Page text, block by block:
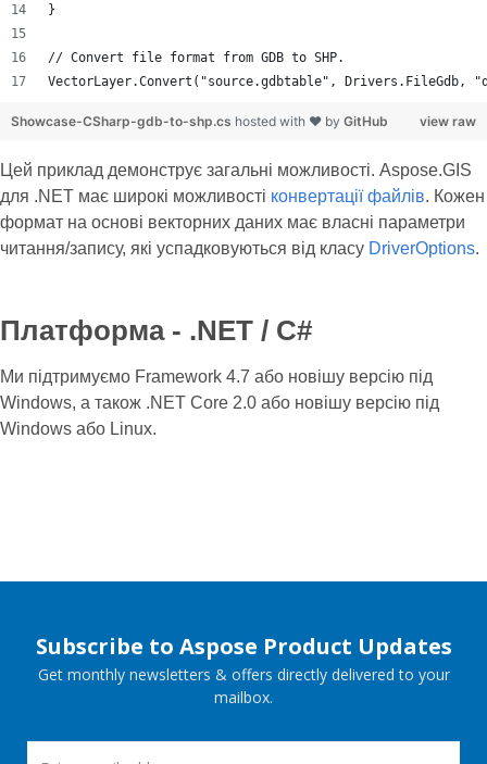
}
// Convert file format from GDB to SHP.
VectorLayer.Convert("source.gdbtable",
view raw
Showcase-CSharp-gdb-to-shp.cs hosted with ❤ by GitHub
Цей приклад демонструє загальні можливості. Aspose.GIS
для .NET має широкі можливості конвертації файлів. Кожен
формат на основі векторних даних має власні параметри
читання/запису, які успадковуються від класу DriverOptions.
Платформа - .NET / C#
Ми підтримуємо Framework 4.7 або новішу версію під
Windows, а також .NET Core 2.0 або новішу версію під
Windows або Linux.
Subscribe to Aspose Product Updates
Get monthly newsletters & offers directly delivered to your
mailbox.